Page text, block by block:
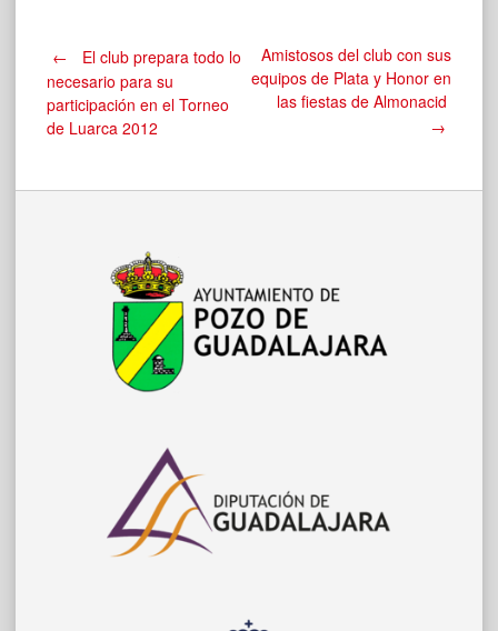
Navegación
de
entradas
←
El club prepara todo lo
necesario para su
participación en el Torneo
de Luarca 2012
Amistosos del club con sus
equipos de Plata y Honor en
las fiestas de Almonacid
→